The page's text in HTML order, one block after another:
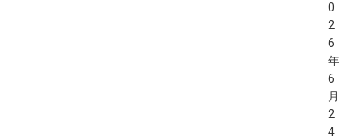
0
2
6
年
6
月
2
4